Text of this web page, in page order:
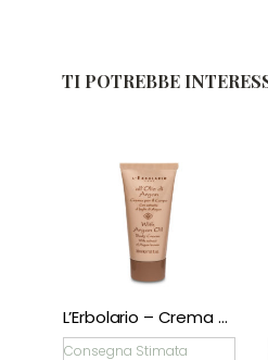
TI POTREBBE
L’Erbolario – Crema Corpo minitaglia All’Olio di Argan
Consegna Stimata